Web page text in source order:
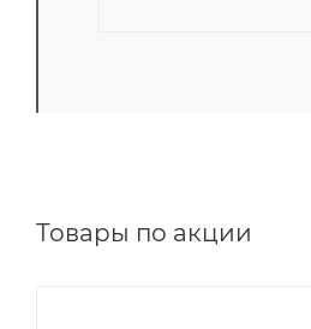
Товары по акции